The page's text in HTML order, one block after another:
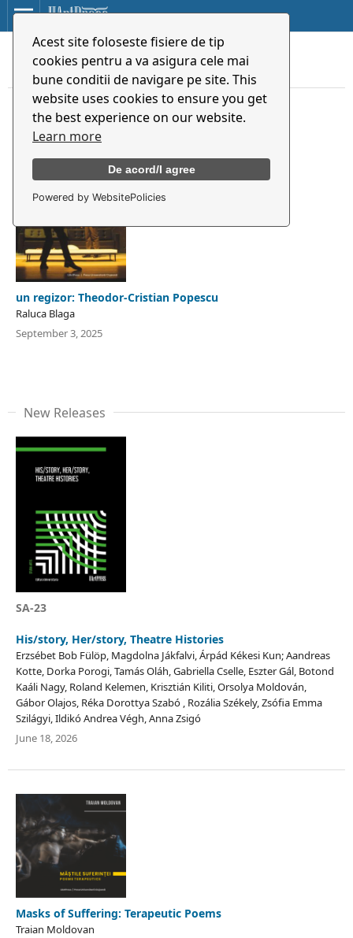
Acest site foloseste fisiere de tip
cookies pentru a va asigura cele mai
bune conditii de navigare pe site. This
website uses cookies to ensure you get
the best experience on our website.
Learn more
De acord/I agree
Powered by WebsitePolicies
Featured
un regizor: Theodor-Cristian Popescu
Raluca Blaga
September 3, 2025
New Releases
SA-23
His/story, Her/story, Theatre Histories
Erzsébet Bob Fülöp, Magdolna Jákfalvi, Árpád Kékesi Kun; Aandreas
Kotte, Dorka Porogi, Tamás Oláh, Gabriella Cselle, Eszter Gál, Botond
Kaáli Nagy, Roland Kelemen, Krisztián Kiliti, Orsolya Moldován,
Gábor Olajos, Réka Dorottya Szabó , Rozália Székely, Zsófia Emma
Szilágyi, Ildikó Andrea Végh, Anna Zsigó
June 18, 2026
Masks of Suffering: Terapeutic Poems
Traian Moldovan